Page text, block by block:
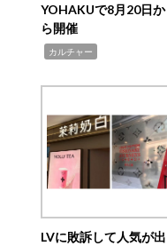
YOHAKUで8月20日か
ら開催
カルチャー
LVに敗訴して人気が出